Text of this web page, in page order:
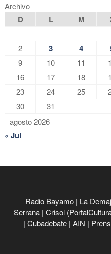
Archivo
agosto 2026
D L M
2 3 4
9
10 11
16
17 18
23
24 25
30
31
« Jul
Radio Bayamo | La
Serrana | Crisol
| Cubadebate | AIN |